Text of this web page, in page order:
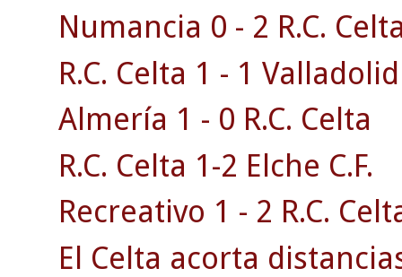
Numancia 0 - 2 R.C.
R.C. Celta 1 - 1
Almería 1 - 0 R.C. Celta
R.C. Celta 1-2 Elche C.F.
Recreativo 1 - 2 R.C.
El Celta acorta